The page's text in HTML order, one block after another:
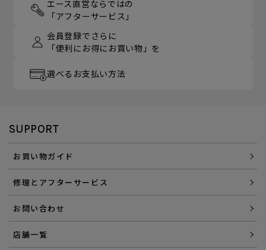
エース直営ならではの
「アフターサービス」
会員登録でさらに
「便利にお得にお買い物」を
選べるお支払い方法
SUPPORT
お買い物ガイド
修理とアフターサービス
お問い合わせ
店舗一覧